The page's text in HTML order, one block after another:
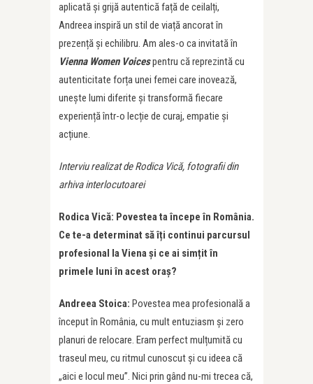
aplicată și grijă autentică față de ceilalți,
Andreea inspiră un stil de viață ancorat în
prezență și echilibru. Am ales-o ca invitată în
Vienna Women Voicespentru că reprezintă cu
autenticitate forța unei femei care inovează,
unește lumi diferite și transformă fiecare
experiență într-o lecție de curaj, empatie și
acțiune.
Interviu realizat de Rodica Vică, fotografii din
arhiva interlocutoarei
Rodica Vică: Povestea ta începe în România.
Ce te-a determinat să îți continui parcursul
profesional la Viena și ce ai simțit în
primele luni în acest oraș?
Andreea Stoica: Povestea mea profesională a
început în România, cu mult entuziasm și zero
planuri de relocare. Eram perfect mulțumită cu
traseul meu, cu ritmul cunoscut și cu ideea că
„aici e locul meu”. Nici prin gând nu-mi trecea că,